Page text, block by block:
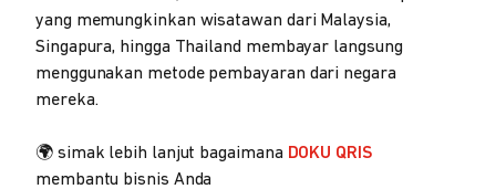
yang memungkinkan wisatawan dari Malaysia,
Singapura, hingga Thailand membayar langsung
menggunakan metode pembayaran dari negara
mereka.
🌍 simak lebih lanjut bagaimana DOKU QRIS
membantu bisnis Anda